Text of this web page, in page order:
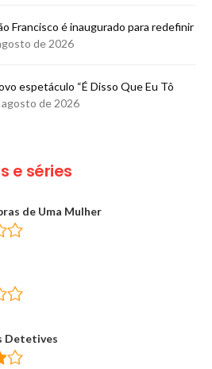
Francisco é inaugurado para redefinir
de 2026
espetáculo “É Disso Que Eu Tô
agosto de 2026
e séries
de Uma Mulher
Detetives